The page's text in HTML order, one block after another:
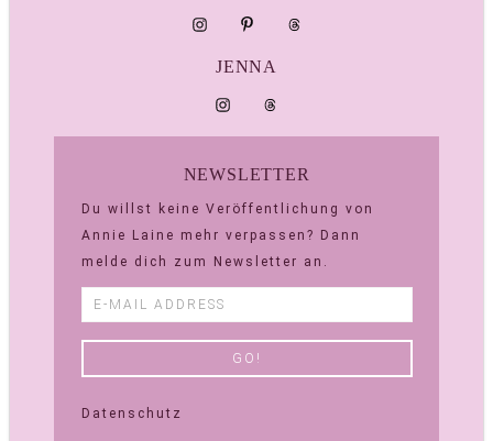
JENNA
NEWSLETTER
Du willst keine Veröffentlichung von
Annie Laine mehr verpassen? Dann
melde dich zum Newsletter an.
Datenschutz